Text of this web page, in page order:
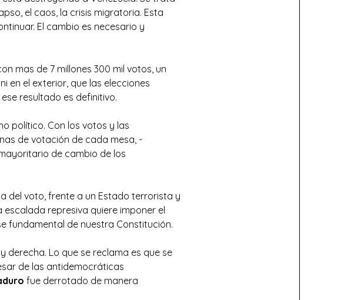
el caos, la crisis migratoria. Esta
El cambio es necesario y
mas de 7 millones 300 mil votos, un
en el exterior, que las elecciones
ese resultado es definitivo.
político. Con los votos y las
de votación de cada mesa, -
de cambio de los
del voto, frente a un Estado terrorista y
represiva quiere imponer el
fundamental de nuestra Constitución.
Lo que se reclama es que se
de las antidemocráticas
fue derrotado de manera